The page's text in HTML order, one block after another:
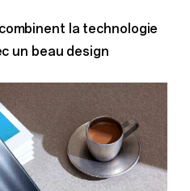
la technologie
un beau design